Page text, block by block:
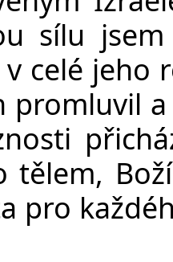
sílu
celé jeho
promluvil
tělem,
pro